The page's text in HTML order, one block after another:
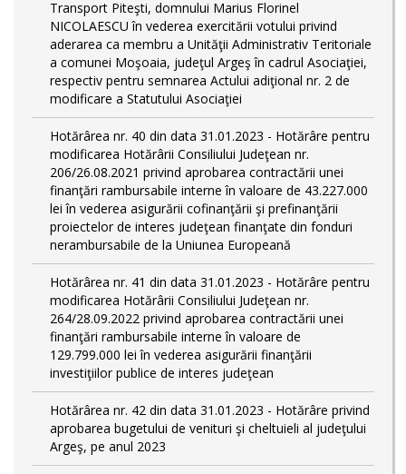
Transport Piteşti, domnului Marius Florinel
NICOLAESCU în vederea exercitării votului privind
aderarea ca membru a Unităţii Administrativ Teritoriale
a comunei Moşoaia, judeţul Argeş în cadrul Asociaţiei,
respectiv pentru semnarea Actului adiţional nr. 2 de
modificare a Statutului Asociaţiei
Hotărârea nr. 40 din data 31.01.2023 - Hotărâre pentru
modificarea Hotărârii Consiliului Judeţean nr.
206/26.08.2021 privind aprobarea contractării unei
finanţări rambursabile interne în valoare de 43.227.000
lei în vederea asigurării cofinanţării şi prefinanţării
proiectelor de interes judeţean finanţate din fonduri
nerambursabile de la Uniunea Europeană
Hotărârea nr. 41 din data 31.01.2023 - Hotărâre pentru
modificarea Hotărârii Consiliului Judeţean nr.
264/28.09.2022 privind aprobarea contractării unei
finanţări rambursabile interne în valoare de
129.799.000 lei în vederea asigurării finanţării
investiţiilor publice de interes judeţean
Hotărârea nr. 42 din data 31.01.2023 - Hotărâre privind
aprobarea bugetului de venituri şi cheltuieli al judeţului
Argeş, pe anul 2023